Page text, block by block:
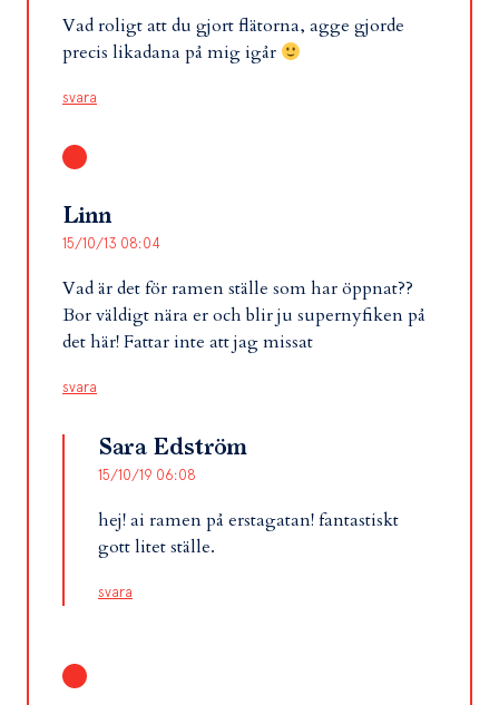
Vad roligt att du gjort flätorna, agge gjorde
precis likadana på mig igår
svara
Linn
15/10/13 08:04
Vad är det för ramen ställe som har öppnat??
Bor väldigt nära er och blir ju supernyfiken på
det här! Fattar inte att jag missat
svara
Sara Edström
15/10/19 06:08
hej! ai ramen på erstagatan! fantastiskt
gott litet ställe.
svara